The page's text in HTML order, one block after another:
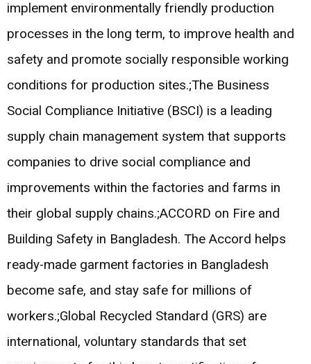
implement environmentally friendly production
processes in the long term, to improve health and
safety and promote socially responsible working
conditions for production sites.;The Business
Social Compliance Initiative (BSCI) is a leading
supply chain management system that supports
companies to drive social compliance and
improvements within the factories and farms in
their global supply chains.;ACCORD on Fire and
Building Safety in Bangladesh. The Accord helps
ready-made garment factories in Bangladesh
become safe, and stay safe for millions of
workers.;Global Recycled Standard (GRS) are
international, voluntary standards that set